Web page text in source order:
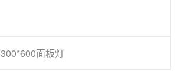
300*600面板灯